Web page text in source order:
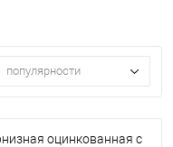
популярности
оцинкованная с